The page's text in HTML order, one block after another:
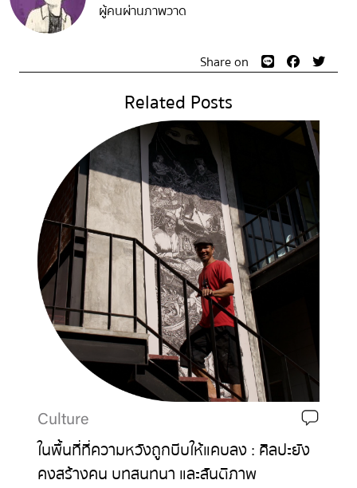
ผู้คนผ่านภาพวาด
Share on
Related Posts
Culture
ในพื้นที่ที่ความหวังถูกบีบให้แคบลง : ศิลปะยัง
คงสร้างคน บทสนทนา และสันติภาพ